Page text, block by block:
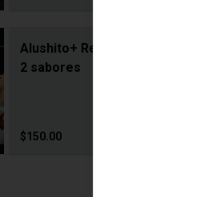
Alushito+ Relleno Mixtico
2 sabores
$150.00